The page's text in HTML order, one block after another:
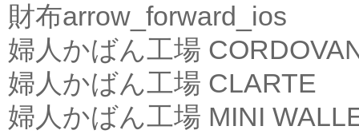
財布arrow_forward_ios
婦人かばん工場
婦人かばん工場 CLARTE
婦人かばん工場 MINI